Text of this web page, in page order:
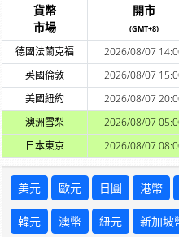
貨幣
市場
開市
(GMT+8)
德國法蘭克福 2026/08/07
英國倫敦
2026/08/07
美國紐約
2026/08/07
澳洲雪梨
2026/08/07
日本東京
2026/08/07
美元 歐元 日圓 港幣
韓元 澳幣 紐元 新加坡